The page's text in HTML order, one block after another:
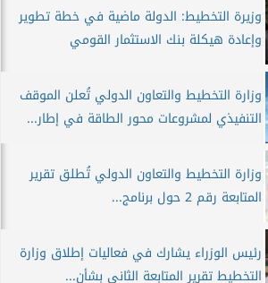
وزيرة التخطيط: الدولة ماضية في خطة تطوير
وإعادة هيكلة بنك الاستثمار القومي
وزارة التخطيط والتعاون الدولي تُعلن الموقف
التنفيذي لمشروعات محور الطاقة في إطار...
وزارة التخطيط والتعاون الدولي تُطلق تقرير
المتابعة رقم 2 حول برنامج...
رئيس الوزراء يشارك في فعاليات إطلاق وزارة
التخطيط تقرير المتابعة الثانى بشأن...